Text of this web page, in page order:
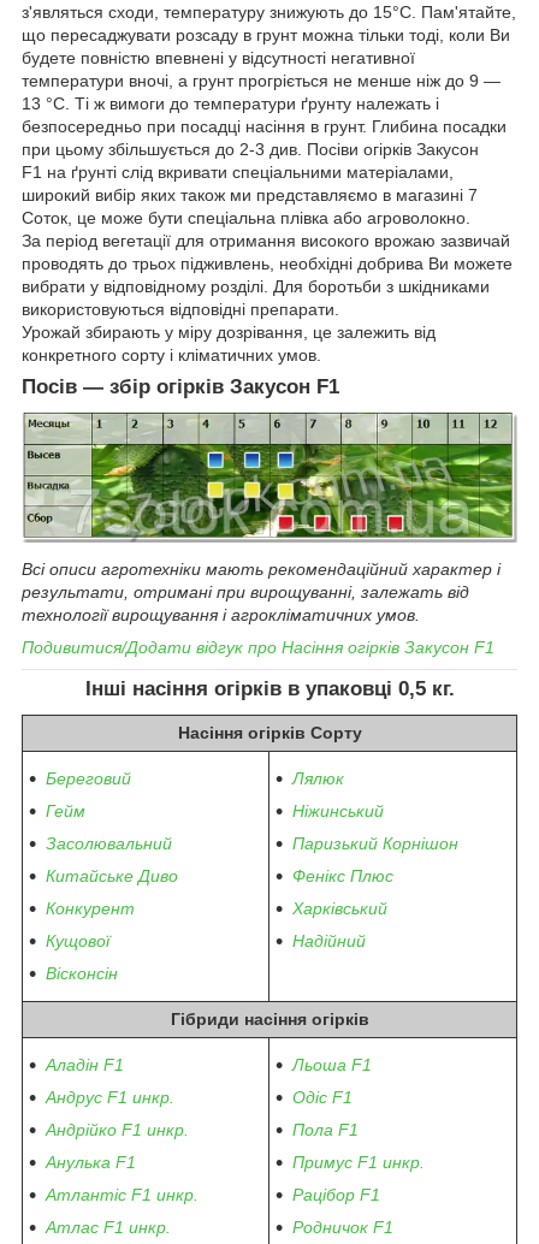
з'являться сходи, температуру знижують до 15°С. Пам'ятайте,
що пересаджувати розсаду в грунт можна тільки тоді, коли Ви
будете повністю впевнені у відсутності негативної
температури вночі, а грунт прогріється не менше ніж до 9 ―
13 °С. Ті ж вимоги до температури ґрунту належать і
безпосередньо при посадці насіння в грунт. Глибина посадки
при цьому збільшується до 2-3 див. Посіви огірків Закусон
F1 на ґрунті слід вкривати спеціальними матеріалами,
широкий вибір яких також ми представляємо в магазині 7
Соток, це може бути спеціальна плівка або агроволокно.
За період вегетації для отримання високого врожаю зазвичай
проводять до трьох підживлень, необхідні добрива Ви можете
вибрати у відповідному розділі. Для боротьби з шкідниками
використовуються відповідні препарати.
Урожай збирають у міру дозрівання, це залежить від
конкретного сорту і кліматичних умов.
Посів ― збір огірків Закусон F1
Всі описи агротехніки мають рекомендаційний характер і
результати, отримані при вирощуванні, залежать від
технології вирощування і агрокліматичних умов.
Подивитися/Додати відгук про Насіння огірків Закусон F1
Інші насіння огірків в упаковці 0,5 кг.
Насіння огірків Сорту
Береговий
Гейм
Засолювальний
Китайське Диво
Конкурент
Кущової
Вісконсін
Лялюк
Ніжинський
Паризький Корнішон
Фенікс Плюс
Харківський
Надійний
Гібриди насіння огірків
Аладін F1
Андрус F1 инкр.
Андрійко F1 инкр.
Анулька F1
Атлантіс F1 инкр.
Атлас F1 инкр.
Льоша F1
Одіс F1
Пола F1
Примус F1 инкр.
Рацібор F1
Родничок F1